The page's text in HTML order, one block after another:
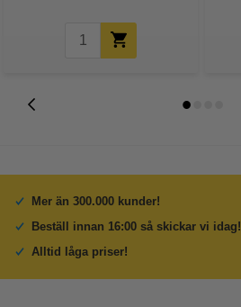
Mer än 300.000 kunder!
Beställ innan 16:00 så skickar vi idag!
Alltid låga priser!